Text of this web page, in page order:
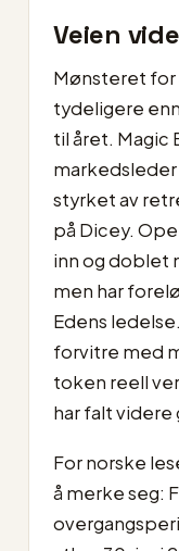
Veien
Mønsteret for
tydeligere
til året. Magic
styrket av
på Dicey.
inn og doblet
men har
Edens
forvitre med
token reell
har falt videre
For norske
å merke seg: